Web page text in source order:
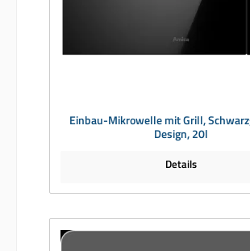
Einbau-Mikrowelle mit Grill,
Design, 20l
Details